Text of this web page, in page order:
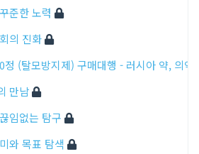
준한 노력
의 진화
(탈모방지제) 구매대행 - 러시아 약, 의
만남
임없는 탐구
와 목표 탐색